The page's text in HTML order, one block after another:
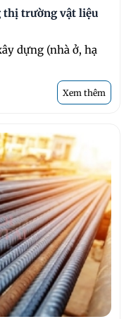
thị trường vật liệu
dựng (nhà ở, hạ
Xem thêm